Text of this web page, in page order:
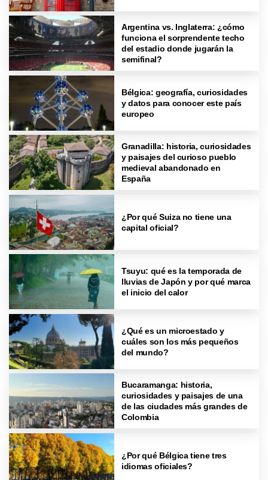
Argentina vs. Inglaterra: ¿cómo
funciona el sorprendente techo
del estadio donde jugarán la
semifinal?
Bélgica: geografía, curiosidades
y datos para conocer este país
europeo
Granadilla: historia, curiosidades
y paisajes del curioso pueblo
medieval abandonado en
España
¿Por qué Suiza no tiene una
capital oficial?
Tsuyu: qué es la temporada de
lluvias de Japón y por qué marca
el inicio del calor
¿Qué es un microestado y
cuáles son los más pequeños
del mundo?
Bucaramanga: historia,
curiosidades y paisajes de una
de las ciudades más grandes de
Colombia
¿Por qué Bélgica tiene tres
idiomas oficiales?